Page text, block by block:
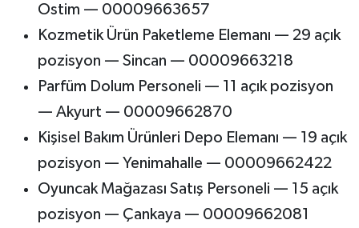
Ostim — 00009663657
Kozmetik Ürün Paketleme Elemanı — 29 açık
pozisyon — Sincan — 00009663218
Parfüm Dolum Personeli — 11 açık pozisyon
— Akyurt — 00009662870
Kişisel Bakım Ürünleri Depo Elemanı — 19 açık
pozisyon — Yenimahalle — 00009662422
Oyuncak Mağazası Satış Personeli — 15 açık
pozisyon — Çankaya — 00009662081